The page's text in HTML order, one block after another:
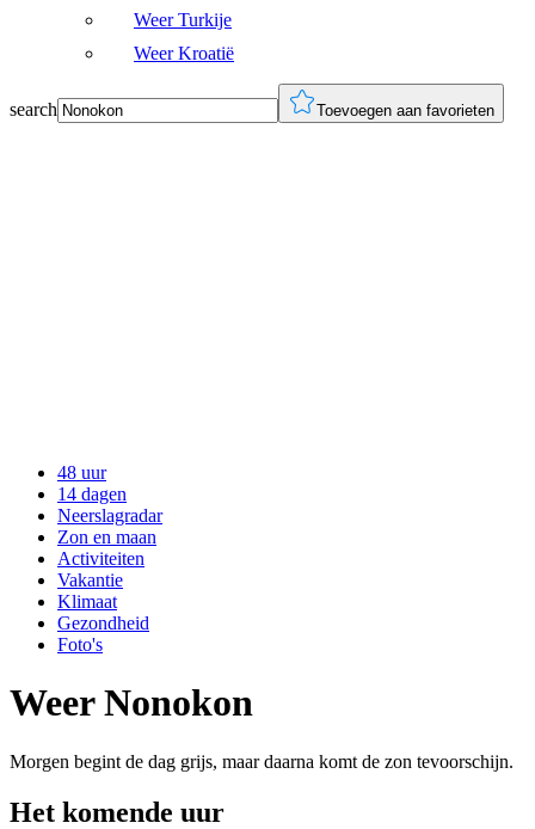
Weer Turkije
Weer Kroatië
search Toevoegen aan favorieten
48 uur
14 dagen
Neerslagradar
Zon en maan
Activiteiten
Vakantie
Klimaat
Gezondheid
Foto's
Weer Nonokon
Morgen begint de dag grijs, maar daarna komt de zon tevoorschijn.
Het komende uur